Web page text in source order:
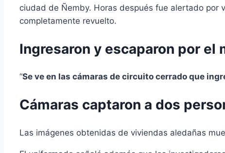
ciudad de Ñemby. Horas después fue alertado por
completamente revuelto.
Ingresaron y escaparon por el
“Se ve en las cámaras de circuito cerrado que
Cámaras captaron a dos
Las imágenes obtenidas de viviendas aledañas